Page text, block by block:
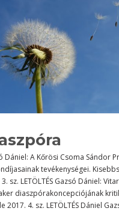
Dániel: A Kőrösi Csoma Sándor
tevékenységei.
sz. LETÖLTÉS Gazsó Dániel:
diaszpórakoncepciójának
2017. 4. sz. LETÖLTÉS Dániel